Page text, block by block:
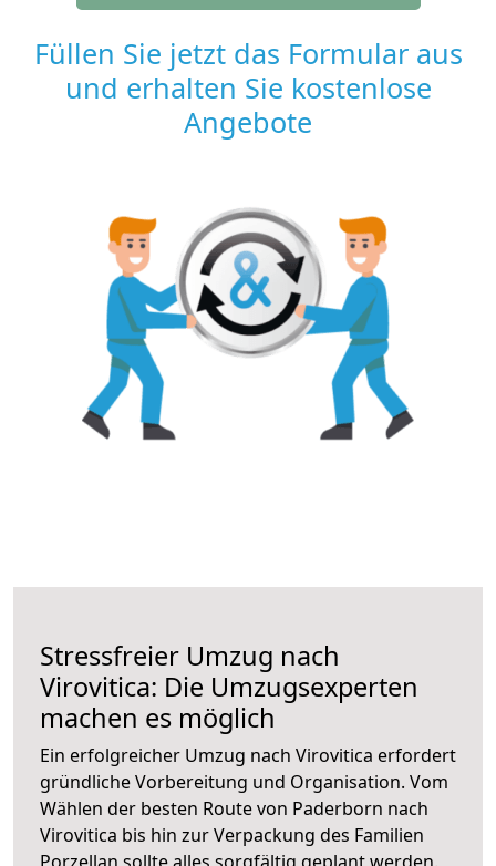
Füllen Sie jetzt das Formular aus
und erhalten Sie kostenlose
Angebote
Stressfreier Umzug nach
Virovitica: Die Umzugsexperten
machen es möglich
Ein erfolgreicher Umzug nach Virovitica erfordert
gründliche Vorbereitung und Organisation. Vom
Wählen der besten Route von Paderborn nach
Virovitica bis hin zur Verpackung des Familien